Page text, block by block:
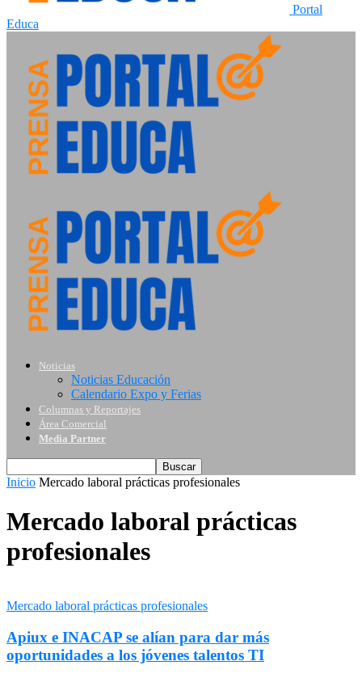
Portal
Educa
Noticias
Noticias Educación
Calendario Expo y Ferias
Columnas y Reportajes
Área Comercial
Media Partner
Inicio Mercado laboral prácticas profesionales
Mercado laboral prácticas
profesionales
Mercado laboral prácticas profesionales
Apiux e INACAP se alían para dar más
oportunidades a los jóvenes talentos TI